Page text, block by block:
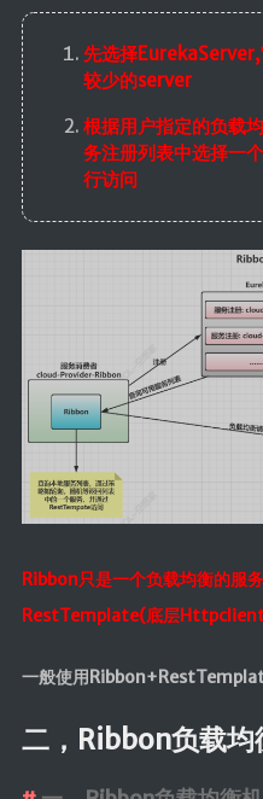
先选择
较少的server
根据用户指定的负载
务注册列表中选择一
行访问
Ribbon只是一个负载均衡的服
RestTemplate(底层
一般使用
二，Ribbon负载均
Git
SVN
核心
Linux